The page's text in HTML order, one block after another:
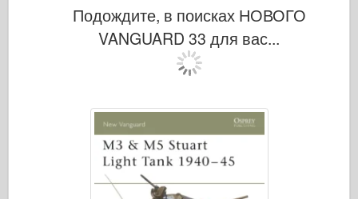
Бронко
Кибер-хобби
Эдуард
E.T. Модель
Тонкие формы
Силы доблести
Подождите, в поисках НОВОГО
VANGUARD 33 для вас...